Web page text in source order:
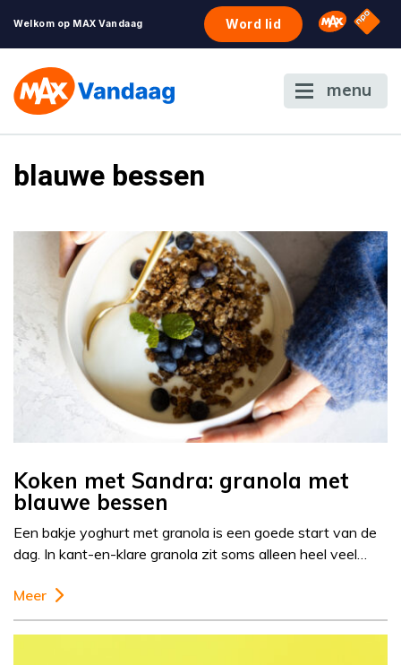
Welkom op MAX Vandaag Word lid Omroep
NPO
menu
blauwe bessen
Koken met Sandra: granola met
blauwe bessen
Een bakje yoghurt met granola is een goede start van de
dag. In kant-en-klare granola zit soms alleen heel veel…
Meer